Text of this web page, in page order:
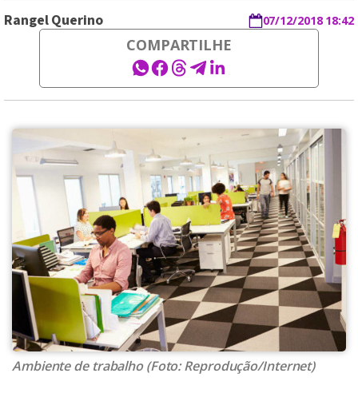
Rangel Querino 07/12/2018 18:42
COMPARTILHE
Ambiente de trabalho (Foto: Reprodução/Internet)